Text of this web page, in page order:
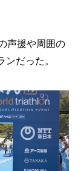
声援や周囲の
だった。